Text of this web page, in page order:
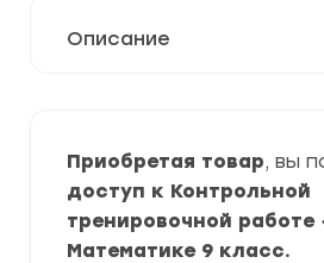
Описание
Приобретая товар, вы
доступ к Контрольной
тренировочной работе
Математике 9 класс.